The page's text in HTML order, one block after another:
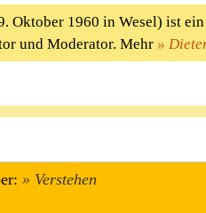
Oktober 1960 in Wesel) ist
und Moderator. Mehr
Verstehen